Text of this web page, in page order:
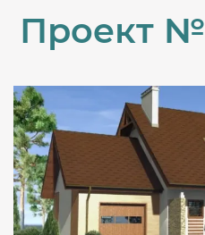
Проект №